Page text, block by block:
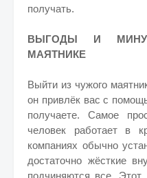
получать.
ВЫГОДЫ И
МАЯТНИКЕ
Выйти из чужого
он привлёк вас с
получаете. Самое
человек работает в
компаниях обычно
достаточно жёсткие
подчиняются все.